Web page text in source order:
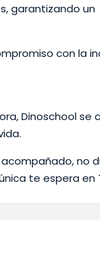
garantizando un
con la
Dinoschool se
no
te espera en